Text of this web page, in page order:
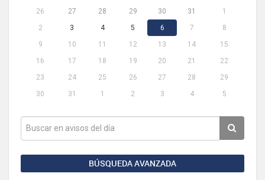
26 27 28 29 30 31
1
2
3 4 5 6 7
8
9
10 11 12 13 14
15
16
17 18 19 20 21
22
23
24 25 26 27 28
29
30
31 1 2 3 4 5
BÚSQUEDA AVANZADA